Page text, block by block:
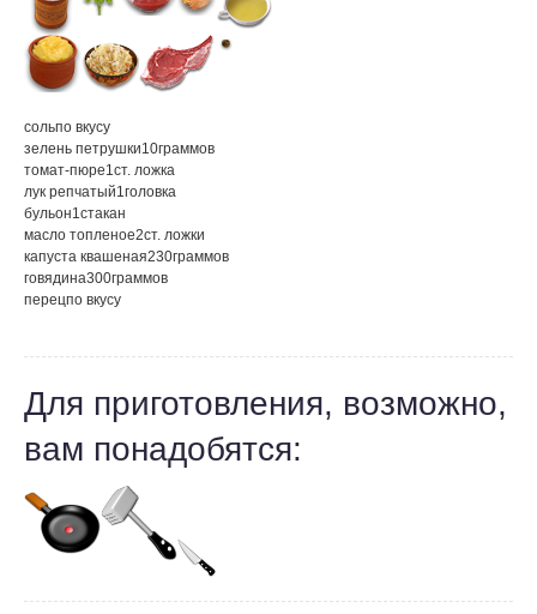
сольпо вкусу
зелень петрушки10граммов
томат-пюре1ст. ложка
лук репчатый1головка
бульон1стакан
масло топленое2ст. ложки
капуста квашеная230граммов
говядина300граммов
перецпо вкусу
Для приготовления, возможно,
вам понадобятся: